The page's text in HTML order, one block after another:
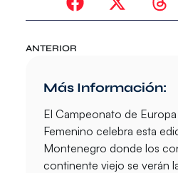
consentimiento, puede afectar
funciones.
Ver
Política de CookiesPolítica de
ANTERIOR
Más Información:
El Campeonato de
Femenino celebra esta
Montenegro donde los
continente viejo se verán